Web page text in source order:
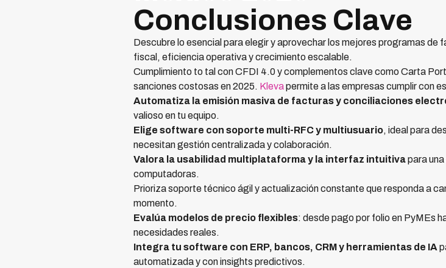
Conclusiones Clave
Descubre lo esencial para elegir y aprovechar los mejores programas
fiscal, eficiencia operativa y crecimiento escalable.
Cumplimiento to tal con CFDI 4.0 y complementos clave como Carta
sanciones costosas en 2025. Klevapermite a las empresas cumplir con
Automatiza la emisión masiva de facturas y conciliaciones
valioso en tu equipo.
Elige software con soporte multi-RFC y multiusuario, ideal para
necesitan gestión centralizada y colaboración.
Valora la usabilidad multiplataforma y la interfaz intuitivapara
computadoras.
Prioriza soporte técnico ágil y actualización constante que responda a
momento.
Evalúa modelos de precio flexibles: desde pago por folio en PyMEs
necesidades reales.
Integra tu software con ERP, bancos, CRM y herramientas de IA
automatizada y con insights predictivos.